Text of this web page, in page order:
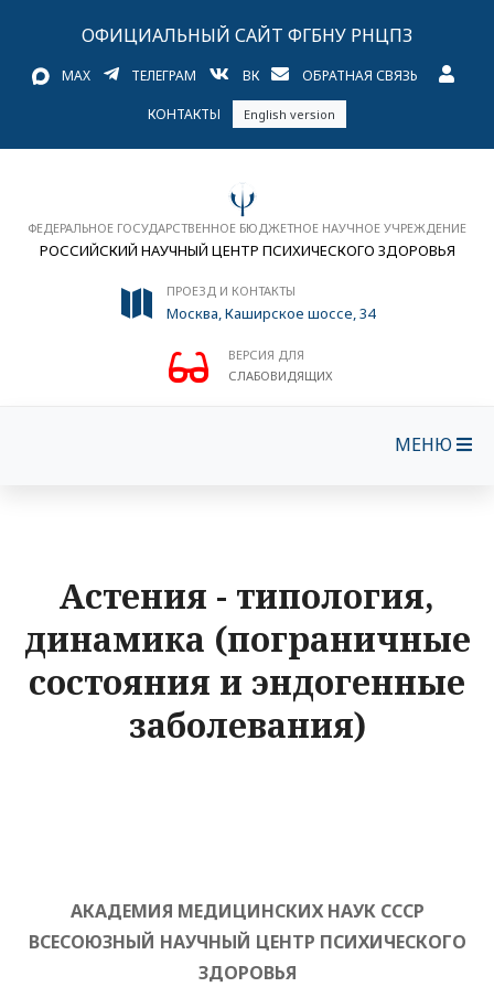
ОФИЦИАЛЬНЫЙ САЙТ ФГБНУ РНЦПЗ
MAX ТЕЛЕГРАМ ВК ОБРАТНАЯ СВЯЗЬ
КОНТАКТЫ English version
ФЕДЕРАЛЬНОЕ ГОСУДАРСТВЕННОЕ БЮДЖЕТНОЕ НАУЧНОЕ УЧРЕЖДЕНИЕ
РОССИЙСКИЙ НАУЧНЫЙ ЦЕНТР ПСИХИЧЕСКОГО ЗДОРОВЬЯ
ПРОЕЗД И КОНТАКТЫ
Москва, Каширское шоссе, 34
ВЕРСИЯ ДЛЯ
СЛАБОВИДЯЩИХ
МЕНЮ
Астения - типология,
динамика (пограничные
состояния и эндогенные
заболевания)
АКАДЕМИЯ МЕДИЦИНСКИХ НАУК СССР
ВСЕСОЮЗНЫЙ НАУЧНЫЙ ЦЕНТР ПСИХИЧЕСКОГО
ЗДОРОВЬЯ